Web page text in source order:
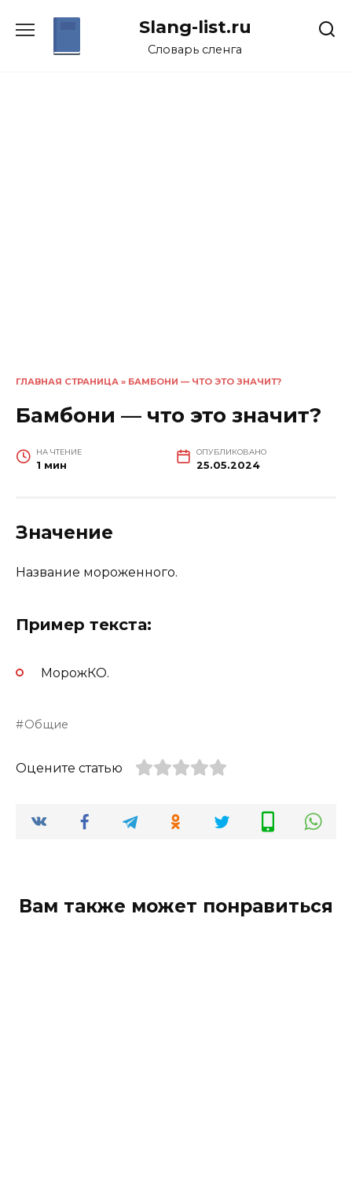
Slang-list.ru
Словарь сленга
ГЛАВНАЯ СТРАНИЦА » БАМБОНИ — ЧТО ЭТО ЗНАЧИТ?
Бамбони — что это значит?
НА ЧТЕНИЕ
1 мин
ОПУБЛИКОВАНО
25.05.2024
Значение
Название мороженного.
Пример текста:
МорожКО.
Общие
Оцените статью
Вам также может понравиться